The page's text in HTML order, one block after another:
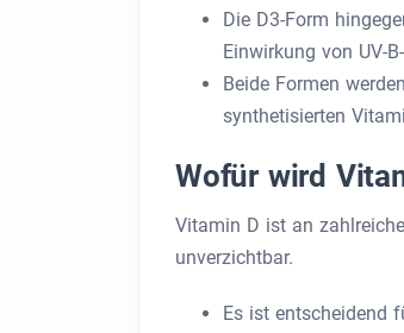
Die D3-Form
Einwirkung von UV-
Beide Formen
synthetisierten
Wofür wird
Vitamin D ist an
unverzichtbar.
Es ist entscheidend